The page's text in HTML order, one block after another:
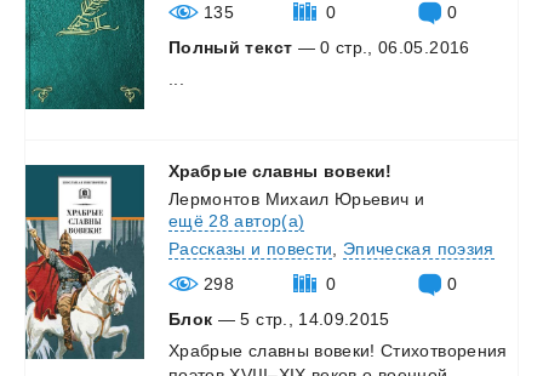
135
0
0
Полный текст — 0 стр., 06.05.2016
Храбрые славны вовеки!
Лермонтов Михаил Юрьевич и
ещё 28 автор(а)
Рассказы и повести
Эпическая поэзия
298
0
0
Блок — 5 стр., 14.09.2015
Храбрые славны вовеки! Стихотворения